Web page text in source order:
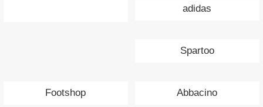
adidas
Spartoo
Footshop Abbacino